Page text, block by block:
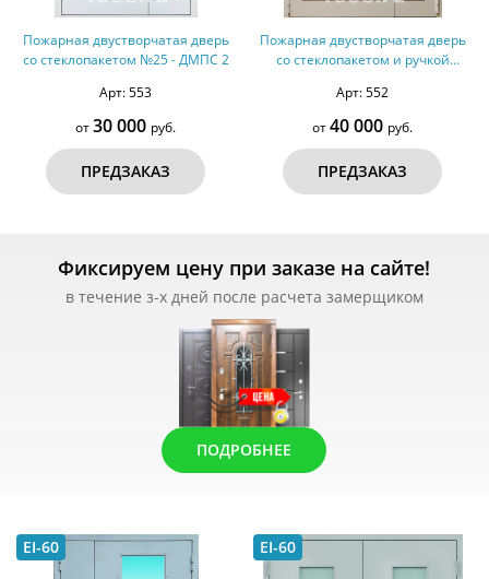
Пожарная двустворчатая дверь
со стеклопакетом №25 - ДМПС 2
Арт: 553
от30 000 руб.
ПРЕДЗАКАЗ
Пожарная двустворчатая дверь
со стеклопакетом и ручкой
Арт: 552
от40 000 руб.
ПРЕДЗАКАЗ
Фиксируем цену при заказе на сайте!
в течение з-х дней после расчета замерщиком
ПОДРОБНЕЕ
EI-60 EI-60